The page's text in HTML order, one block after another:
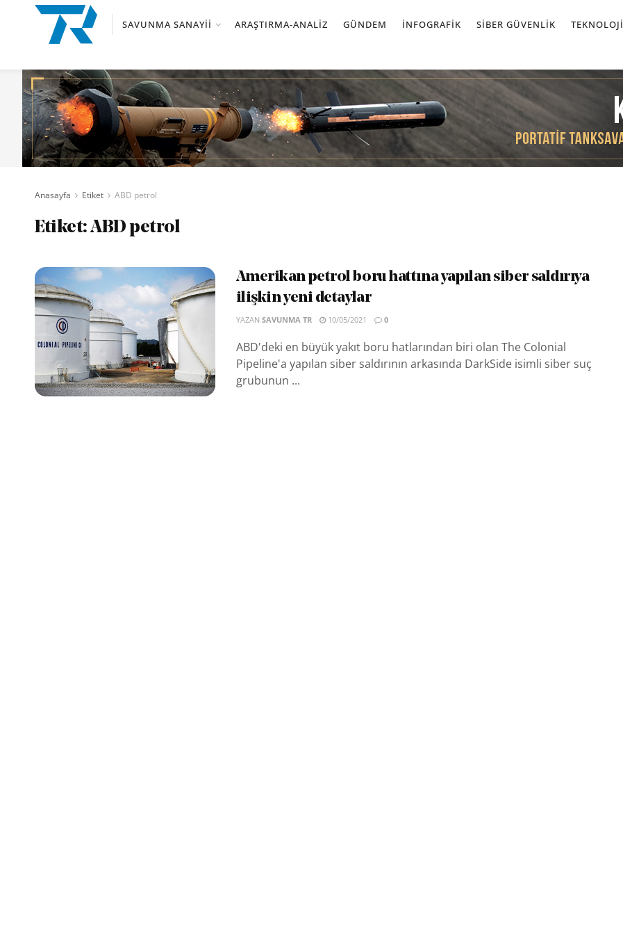
SAVUNMA SANAYII ARAŞTIRMA-ANALIZ GÜNDEM İNFOGRAFIK SIBER GÜVENLIK TEKNOLOJI
Anasayfa Etiket ABD petrol
Etiket:ABD petrol
Amerikan petrol boru hattına yapılan siber saldırıya
ilişkin yeni detaylar
YAZAN SAVUNMA TR 10/05/2021 0
ABD'deki en büyük yakıt boru hatlarından biri olan The Colonial
Pipeline'a yapılan siber saldırının arkasında DarkSide isimli siber suç
grubunun ...